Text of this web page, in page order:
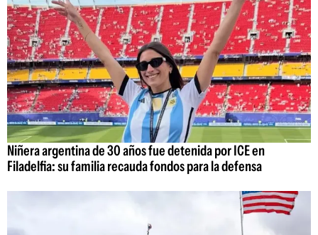
Niñera argentina de 30 años fue detenida por ICE en
Filadelfia: su familia recauda fondos para la defensa